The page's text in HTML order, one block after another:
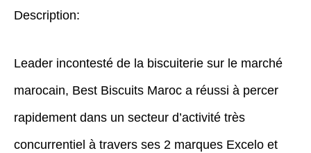
Description:
Leader incontesté de la biscuiterie sur le marché
marocain, Best Biscuits Maroc a réussi à percer
rapidement dans un secteur d’activité très
concurrentiel à travers ses 2 marques Excelo et